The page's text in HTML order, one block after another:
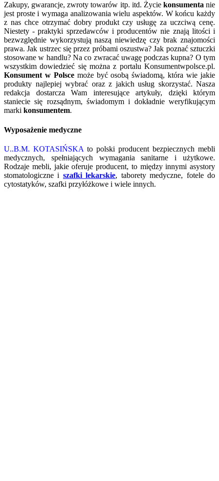
Zakupy, gwarancje, zwroty towarów itp. itd. Życie konsumenta nie
jest proste i wymaga analizowania wielu aspektów. W końcu każdy
z nas chce otrzymać dobry produkt czy usługę za uczciwą cenę.
Niestety - praktyki sprzedawców i producentów nie znają litości i
bezwzględnie wykorzystują naszą niewiedzę czy brak znajomości
prawa. Jak ustrzec się przez próbami oszustwa? Jak poznać sztuczki
stosowane w handlu? Na co zwracać uwagę podczas kupna? O tym
wszystkim dowiedzieć się można z portalu Konsumentwpolsce.pl.
Konsument w Polscemoże być osobą świadomą, która wie jakie
produkty najlepiej wybrać oraz z jakich usług skorzystać. Nasza
redakcja dostarcza Wam interesujące artykuły, dzięki którym
staniecie się rozsądnym, świadomym i dokładnie weryfikującym
marki konsumentem.
Wyposażenie medyczne
U..B.M. KOTASIŃSKA to polski producent bezpiecznych mebli
medycznych, spełniających wymagania sanitarne i użytkowe.
Rodzaje mebli, jakie oferuje producent, to między innymi asystory
stomatologiczne i szafki lekarskie, taborety medyczne, fotele do
cytostatyków, szafki przyłóżkowe i wiele innych.